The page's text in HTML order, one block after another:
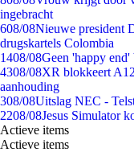
ingebracht
608/08Nieuwe president
drugskartels Colombia
1408/08Geen 'happy
4308/08XR blokkeert
aanhouding
308/08Uitslag NEC -
2208/08Jesus Simulator
Actieve items
Actieve items